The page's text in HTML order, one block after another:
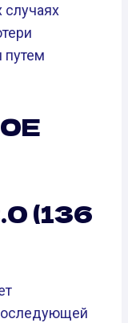
случаях
путем
(136